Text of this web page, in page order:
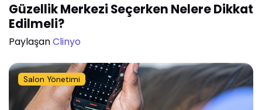
Güzellik Merkezi Seçerken Nelere Dikkat
Edilmeli?
PaylaşanClinyo
Salon Yönetimi